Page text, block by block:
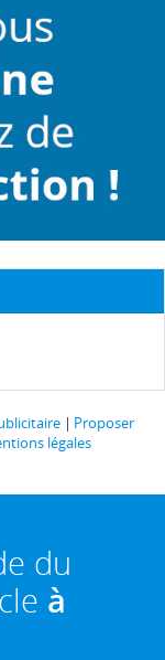
Proposer
légales
du
à